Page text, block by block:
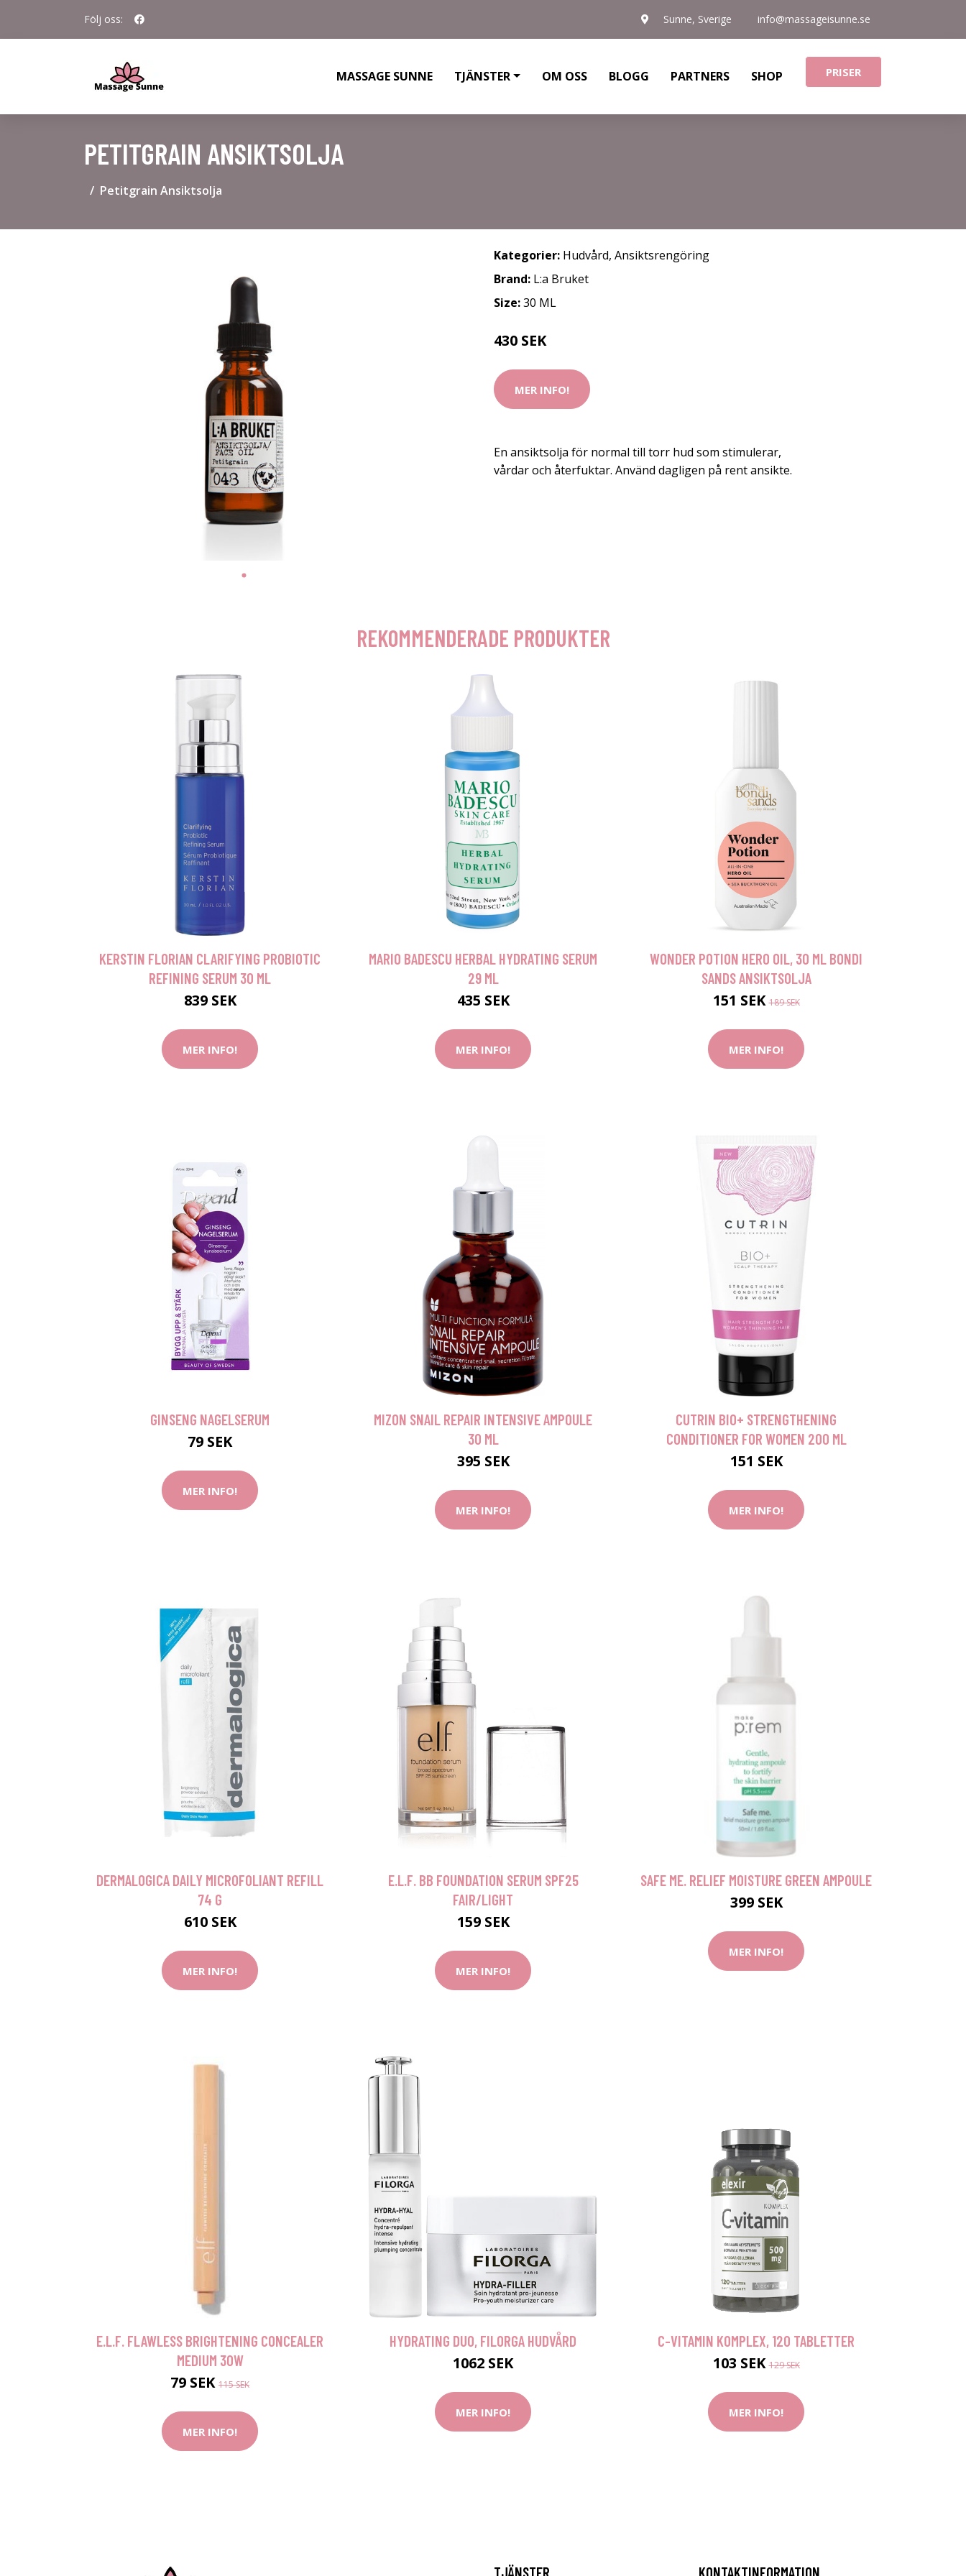
Följ oss: Sunne, Sverige info@massageisunne.se
MASSAGE SUNNE TJÄNSTER OM OSS BLOGG PARTNERS SHOP PRISER
PETITGRAIN ANSIKTSOLJA
Petitgrain Ansiktsolja
Kategorier: Hudvård, Ansiktsrengöring
Brand: L:a Bruket
Size:30 ML
430 SEK
MER INFO!
En ansiktsolja för normal till torr hud som stimulerar,
vårdar och återfuktar. Använd dagligen på rent ansikte.
REKOMMENDERADE PRODUKTER
KERSTIN FLORIAN CLARIFYING PROBIOTIC
REFINING SERUM 30 ML
839 SEK
MER INFO!
MARIO BADESCU HERBAL HYDRATING SERUM
29 ML
435 SEK
MER INFO!
WONDER POTION HERO OIL, 30 ML BONDI
SANDS ANSIKTSOLJA
151 SEK189 SEK
MER INFO!
GINSENG NAGELSERUM
79 SEK
MER INFO!
MIZON SNAIL REPAIR INTENSIVE AMPOULE
30 ML
395 SEK
MER INFO!
CUTRIN BIO+ STRENGTHENING
CONDITIONER FOR WOMEN 200 ML
151 SEK
MER INFO!
DERMALOGICA DAILY MICROFOLIANT REFILL
74 G
610 SEK
MER INFO!
E.L.F. BB FOUNDATION SERUM SPF25
FAIR/LIGHT
159 SEK
MER INFO!
SAFE ME. RELIEF MOISTURE GREEN AMPOULE
399 SEK
MER INFO!
E.L.F. FLAWLESS BRIGHTENING CONCEALER
MEDIUM 30W
79 SEK 115 SEK
MER INFO!
HYDRATING DUO, FILORGA HUDVÅRD
1062 SEK
MER INFO!
C-VITAMIN KOMPLEX, 120 TABLETTER
103 SEK129 SEK
MER INFO!
TJÄNSTER KONTAKTINFORMATION